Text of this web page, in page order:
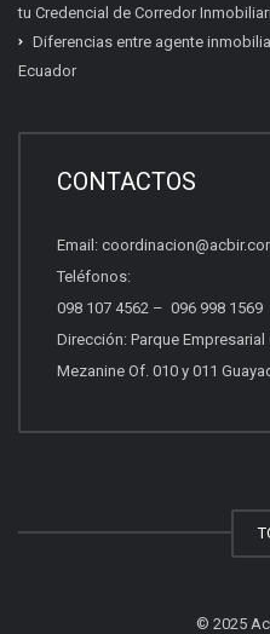
Beneficios
Quiero
Escríbenos
tu Credencial de Corredor
Diferencias entre agente
Ecuador
CONTACTOS
Email:
Teléfonos:
098 107 4562 – 096 998 1569
Dirección: Parque Empresarial
Mezanine Of. 010 y 011
© 2025